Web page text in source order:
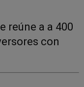
reúne a a 400
con